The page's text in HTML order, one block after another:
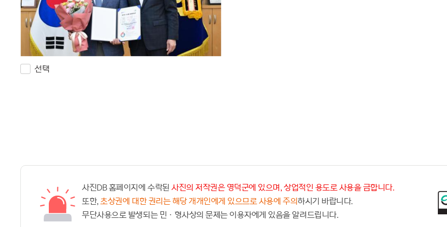
선택
사진DB 홈페이지에 수락된사진의 저작권은 영덕군에 있으며, 상업적인 용도로 사용을 금합니다.
또한, 초상권에 대한 권리는 해당 개개인에게 있으므로 사용에 주의 하시기 바랍니다.
무단사용으로 발생되는 민ㆍ형사상의 문제는 이용자에게 있음을 알려드립니다.